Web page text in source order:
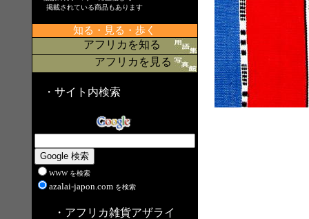
掲載されている商品もあります
知る・見る・歩く
アフリカを知る
アフリカを見る
・サイト内検索
WWW を検索
azalai-japon.com を検索
・アフリカ雑貨アザライ